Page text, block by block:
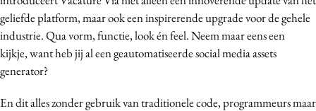
Merkstrategie
PR
Programmatic
Purpose Marketing
Reputatie & crisis
geliefde platform, maar ook een inspirerende upgrade voor de gehele
industrie. Qua vorm, functie, look én feel. Neem maar eens een
kijkje,want heb jij al een geautomatiseerde social media assets
generator?
En dit alles zonder gebruik van traditionele code, programmeurs maar